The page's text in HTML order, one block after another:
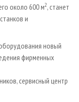
около 600 м2, станет
и
новый
фирменных
сервисный центр